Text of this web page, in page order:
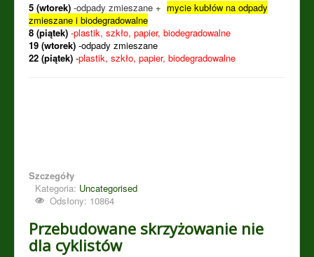
5 (wtorek) -odpady zmieszane + mycie kubłów na odpady
zmieszane i biodegradowalne
8 (piątek) -plastik, szkło, papier, biodegradowalne
19 (wtorek) -odpady zmieszane
22 (piątek) -plastik, szkło, papier, biodegradowalne
Szczegóły
Kategoria: Uncategorised
Odsłony: 10864
Przebudowane skrzyżowanie nie
dla cyklistów